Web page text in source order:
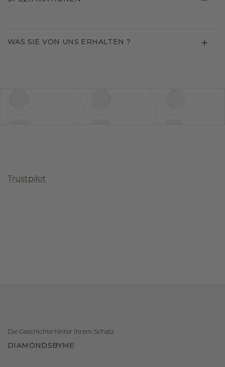
WAS SIE VON UNS ERHALTEN ?
Trustpilot
Die Geschichte hinter Ihrem Schatz
DIAMONDSBYME